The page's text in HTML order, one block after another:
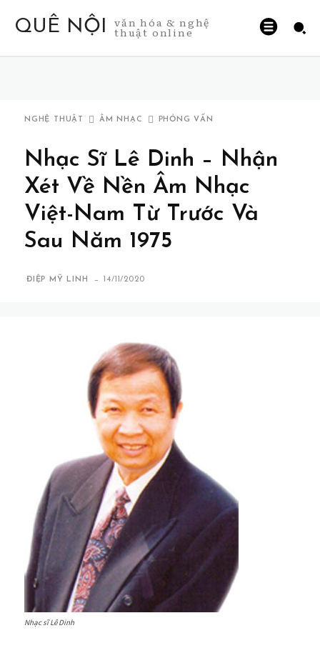
QUÊ NỘI văn hóa & nghệ
thuật online
NGHỆ THUẬT ÂM NHẠC PHỎNG VẤN
Nhạc Sĩ Lê Dinh – Nhận
Xét Về Nền Âm Nhạc
Việt-Nam Từ Trước Và
Sau Năm 1975
ĐIỆP MỸ LINH - 14/11/2020
Nhạc sĩ Lê Dinh